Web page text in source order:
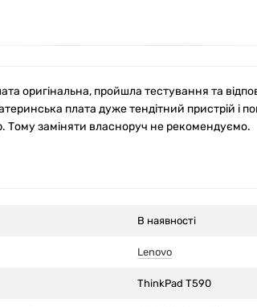
оригінальна, пройшла тестування та
плата дуже тендітний пристрій і
Тому заміняти власноруч не рекомендуємо.
В наявності
Lenovo
ThinkPad T590